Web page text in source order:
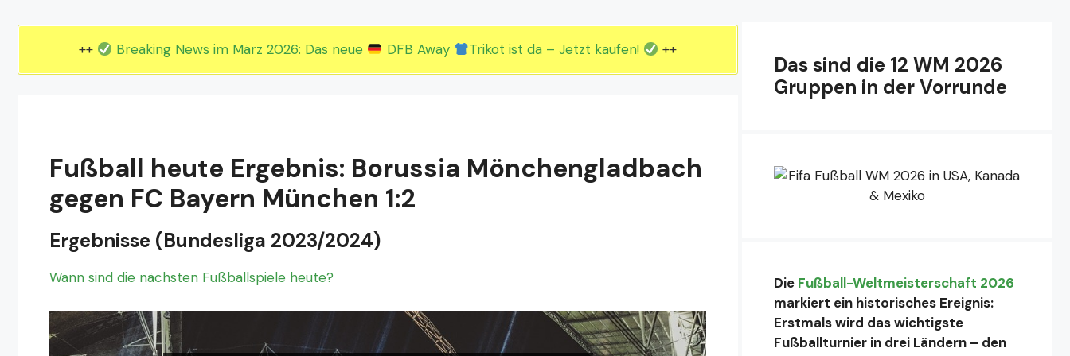
++ Breaking News im März 2026: Das neue DFB Away Trikot ist da – Jetzt kaufen! ++
Fußball heute Ergebnis: Borussia Mönchengladbach
gegen FC Bayern München 1:2
Ergebnisse (Bundesliga 2023/2024)
Wann sind die nächsten Fußballspiele heute?
Das sind die 12 WM 2026
Gruppen in der Vorrunde
Die Fußball-Weltmeisterschaft 2026
markiert ein historisches Ereignis:
Erstmals wird das wichtigste
Fußballturnier in drei Ländern – den